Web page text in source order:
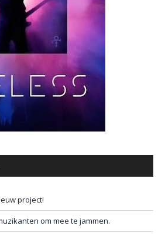
project!
om mee te jammen.